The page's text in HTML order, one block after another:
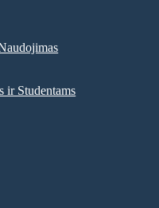
ir Studentams